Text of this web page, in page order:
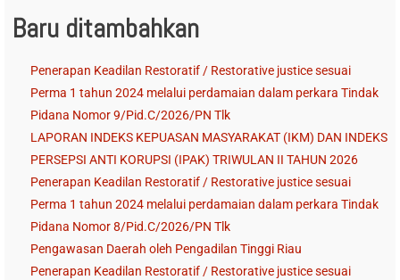
Baru ditambahkan
Penerapan Keadilan Restoratif / Restorative justice sesuai
Perma 1 tahun 2024 melalui perdamaian dalam perkara Tindak
Pidana Nomor 9/Pid.C/2026/PN Tlk
LAPORAN INDEKS KEPUASAN MASYARAKAT (IKM) DAN INDEKS
PERSEPSI ANTI KORUPSI (IPAK) TRIWULAN II TAHUN 2026
Penerapan Keadilan Restoratif / Restorative justice sesuai
Perma 1 tahun 2024 melalui perdamaian dalam perkara Tindak
Pidana Nomor 8/Pid.C/2026/PN Tlk
Pengawasan Daerah oleh Pengadilan Tinggi Riau
Penerapan Keadilan Restoratif / Restorative justice sesuai